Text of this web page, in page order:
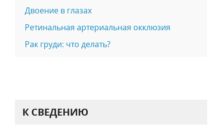
Двоение в глазах
Ретинальная артериальная окклюзия
Рак груди: что делать?
К СВЕДЕНИЮ